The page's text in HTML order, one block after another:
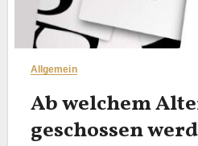
Allgemein
Ab welchem
geschossen